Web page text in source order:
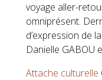
voyage aller-
omniprésent.
d’expression de
Danielle GABOU
Attache culturelle